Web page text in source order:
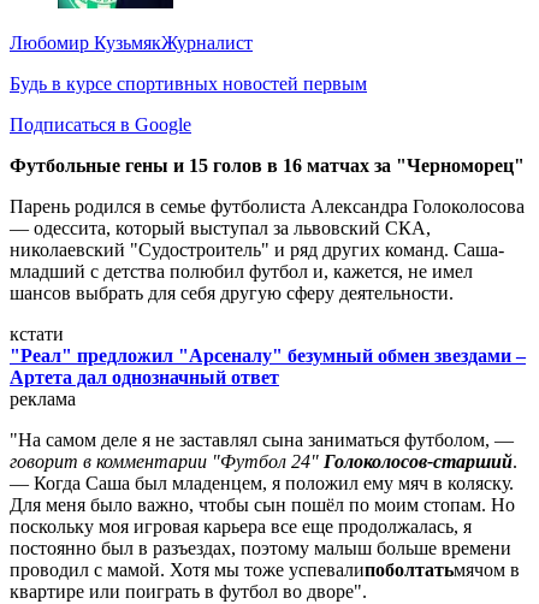
Любомир КузьмякЖурналист
Будь в курсе спортивных новостей первым
Подписаться в Google
Футбольные гены и 15 голов в 16 матчах за "Черноморец"
Парень родился в семье футболиста Александра Голоколосова
— одессита, который выступал за львовский СКА,
николаевский "Судостроитель" и ряд других команд. Саша-
младший с детства полюбил футбол и, кажется, не имел
шансов выбрать для себя другую сферу деятельности.
кстати
"Реал" предложил "Арсеналу" безумный обмен звездами –
Артета дал однозначный ответ
реклама
"На самом деле я не заставлял сына заниматься футболом, —
говорит в комментарии "Футбол 24" Голоколосов-старший.
— Когда Саша был младенцем, я положил ему мяч в коляску.
Для меня было важно, чтобы сын пошёл по моим стопам. Но
поскольку моя игровая карьера все еще продолжалась, я
постоянно был в разъездах, поэтому малыш больше времени
проводил с мамой. Хотя мы тоже успевалипоболтатьмячом в
квартире или поиграть в футбол во дворе".